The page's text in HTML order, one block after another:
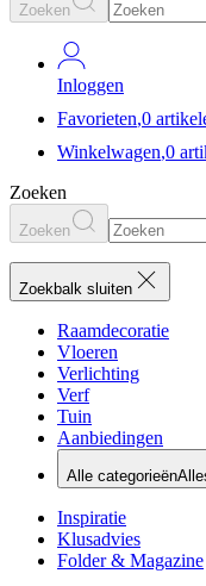
Zoeken
Inloggen
Favorieten,0
Winkelwagen,0
Zoeken
Zoeken
Zoekbalk sluiten
Raamdecoratie
Vloeren
Verlichting
Verf
Tuin
Aanbiedingen
Alle categorieën
Inspiratie
Klusadvies
Folder & Magazine